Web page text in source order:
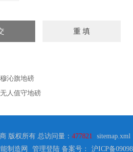
沁旗地磅
人值守地磅
版权所有 总访问量： 477821
sitemap.xml
制造网
管理登陆备案号： 沪ICP备